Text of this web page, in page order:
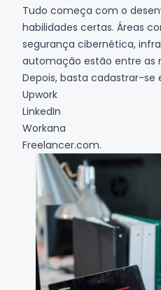
Tudo começa com o
habilidades certas. Áreas
segurança cibernética,
automação estão entre as
Depois, basta cadastrar-se
Upwork
LinkedIn
Workana
Freelancer.com.